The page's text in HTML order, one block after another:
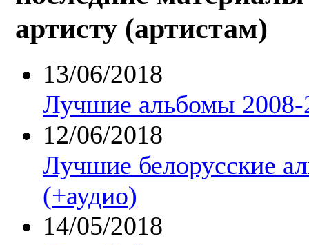
артисту (артистам)
13/06/2018
Лучшие альбомы 2008-
12/06/2018
Лучшие белорусские
(+аудио)
14/05/2018